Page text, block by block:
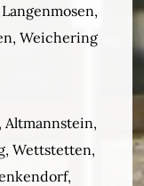
Weichering
Altmannstein,
Wettstetten,